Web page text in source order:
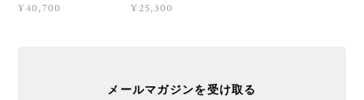
¥40,700 ¥25,300
メールマガジンを受け取る